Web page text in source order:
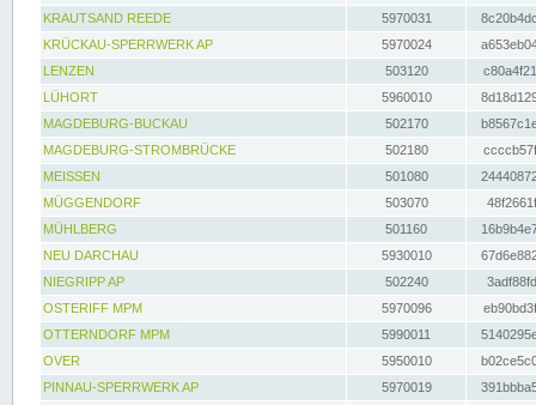
KRAUTSAND REEDE
5970031
KRÜCKAU-SPERRWERK AP
5970024
LENZEN
503120
LÜHORT
5960010
MAGDEBURG-BUCKAU
502170
MAGDEBURG-STROMBRÜCKE
502180
MEISSEN
501080
MÜGGENDORF
503070
MÜHLBERG
501160
NEU DARCHAU
5930010
NIEGRIPP AP
502240
OSTERIFF MPM
5970096
OTTERNDORF MPM
5990011
OVER
5950010
PINNAU-SPERRWERK AP
5970019